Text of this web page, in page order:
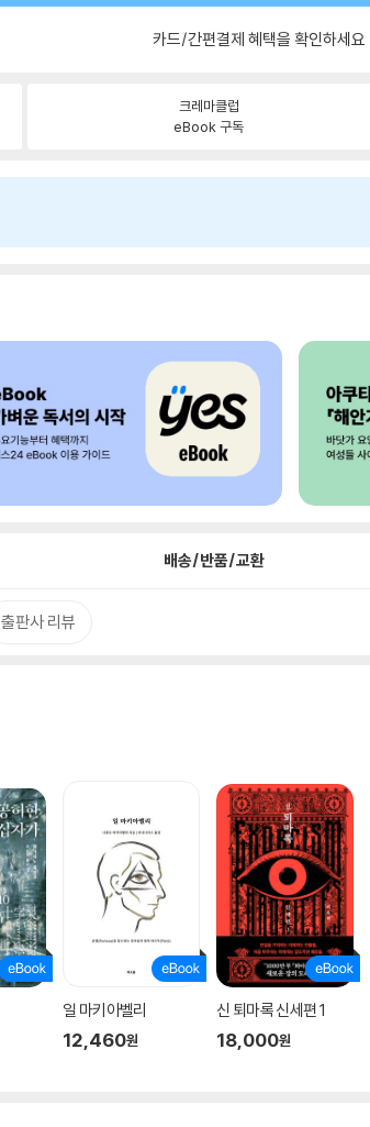
카드/간편결제 혜택을 확인하세요
크레마클럽
eBook 구독
배송/반품/교환
출판사 리뷰
일 마키아벨리
12,460원
신 퇴마록 신세편 1
18,000원